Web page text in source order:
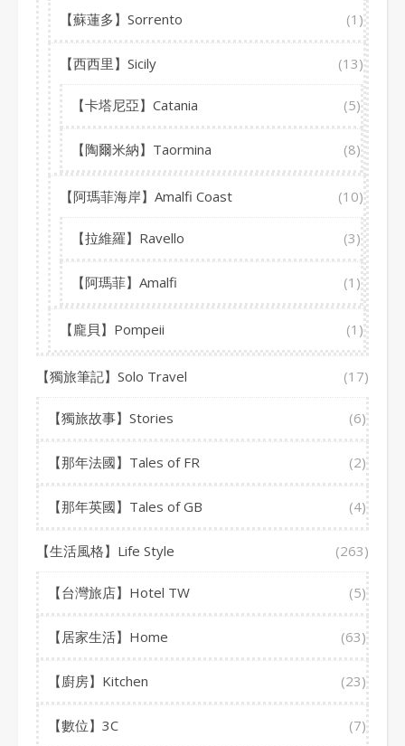
【蘇蓮多】Sorrento (1)
【西西里】Sicily (13)
【卡塔尼亞】Catania (5)
【陶爾米納】Taormina (8)
【阿瑪菲海岸】Amalfi Coast (10)
【拉維羅】Ravello (3)
【阿瑪菲】Amalfi (1)
【龐貝】Pompeii (1)
【獨旅筆記】Solo Travel (17)
【獨旅故事】Stories (6)
【那年法國】Tales of FR (2)
【那年英國】Tales of GB (4)
【生活風格】Life Style (263)
【台灣旅店】Hotel TW (5)
【居家生活】Home (63)
【廚房】Kitchen (23)
【數位】3C (7)